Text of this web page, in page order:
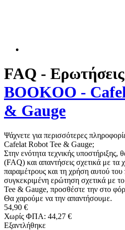
FAQ - Ερωτήσεις
BOOKOO -
& Gauge
Ψάχνετε για περισσότερες
Cafelat Robot Tee & Gauge;
Στην ενότητα τεχνικής υποστήριξης,
(FAQ) και απαντήσεις σχετικά με τα
παραμέτρους και τη χρήση αυτού του
συγκεκριμένη ερώτηση σχετικά με
Tee & Gauge, προσθέστε την στο
Θα χαρούμε να την απαντήσουμε.
54,90 €
Χωρίς ΦΠΑ: 44,27 €
Εξαντλήθηκε